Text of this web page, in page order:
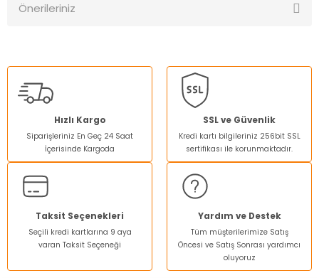
Önerileriniz
kullanarak tarafımıza iletebilirsiniz.
Görüş ve önerileriniz için teşekkür ederiz.
Ürün resmi kalitesiz, bozuk veya görüntülenemiyor.
Ürün açıklamasında eksik bilgiler bulunuyor.
Ürün bilgilerinde hatalar bulunuyor.
Ürün fiyatı diğer sitelerden daha pahalı.
Bu ürüne benzer farklı alternatifler olmalı.
Hızlı Kargo
Siparişleriniz En Geç 24 Saat
İçerisinde Kargoda
SSL ve Güvenlik
Kredi kartı bilgileriniz 256bit SSL
sertifikası ile korunmaktadır.
Taksit Seçenekleri
Seçili kredi kartlarına 9 aya
varan Taksit Seçeneği
Yardım ve Destek
Tüm müşterilerimize Satış
Öncesi ve Satış Sonrası yardımcı
oluyoruz